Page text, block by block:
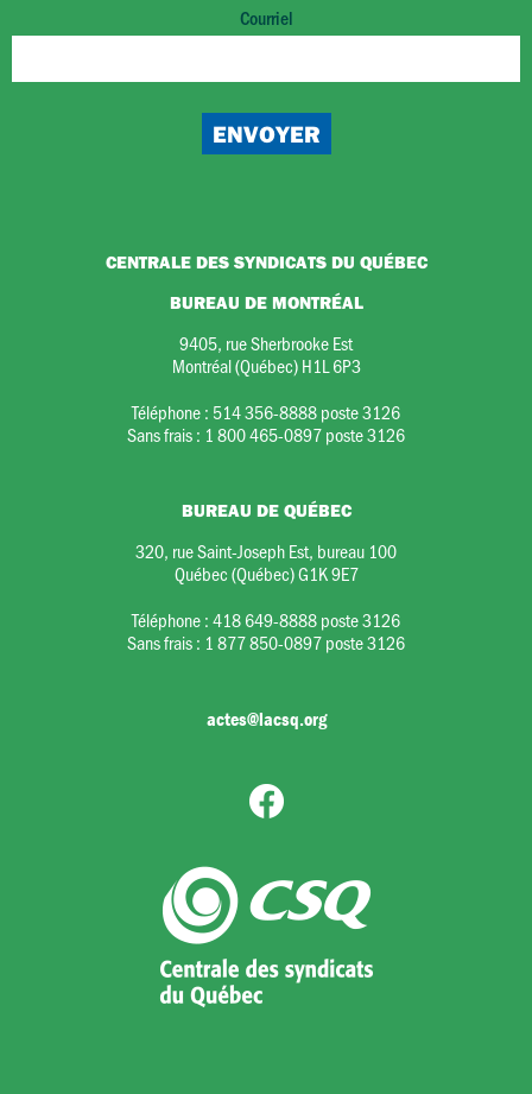
Courriel
CENTRALE DES SYNDICATS DU QUÉBEC
BUREAU DE MONTRÉAL
9405, rue Sherbrooke Est
Montréal (Québec) H1L 6P3
Téléphone : 514 356-8888 poste 3126
Sans frais : 1 800 465-0897 poste 3126
BUREAU DE QUÉBEC
320, rue Saint-Joseph Est, bureau 100
Québec (Québec) G1K 9E7
Téléphone :418 649-8888 poste 3126
Sans frais : 1 877 850-0897 poste 3126
actes@lacsq.org